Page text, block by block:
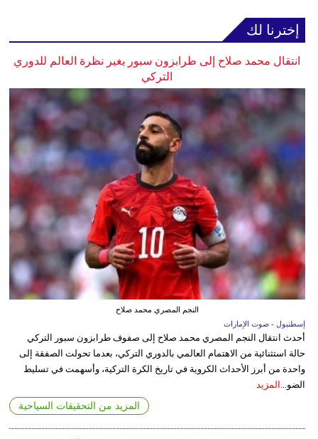
إخترنا لك
انتقال محمد صلاح إلى طرابزون سبور يغير نظرة العالم للدوري
التركي
النجم المصري محمد صلاح
إسطنبول - صوت الإمارات
أحدث انتقال النجم المصري محمد صلاح إلى صفوف طرابزون سبور التركي
حالة استثنائية من الاهتمام العالمي بالدوري التركي، بعدما تحولت الصفقة إلى
واحدة من أبرز الأحداث الكروية في تاريخ الكرة التركية، وأسهمت في تسليط
الضو... المزيد
المزيد من التحقيقات السياحية